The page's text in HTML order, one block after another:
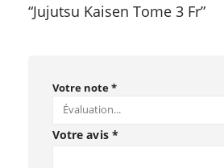
“Jujutsu Kaisen Tome 3 Fr”
Votre note*
Votre avis *